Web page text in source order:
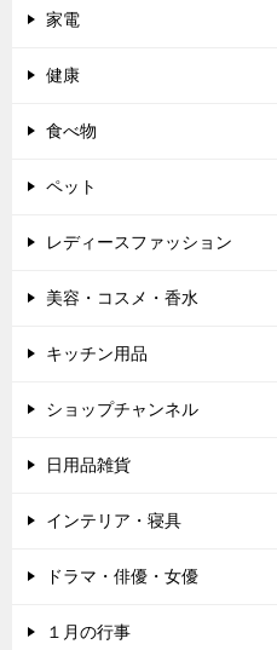
家電
健康
食べ物
ペット
レディースファッション
美容・コスメ・香水
キッチン用品
ショップチャンネル
日用品雑貨
インテリア・寝具
ドラマ・俳優・女優
１月の行事